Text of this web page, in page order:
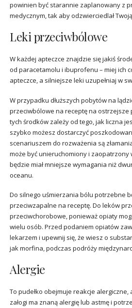
powinien być starannie zaplanowany z
medycznym, tak aby odzwierciedlał
Leki przeciwbólowe
W każdej apteczce znajdzie się jakiś
od paracetamolu i ibuprofenu – miej ich
apteczce, a silniejsze leki uzupełniaj w
W przypadku dłuższych pobytów na
przeciwbólowe na receptę na ostrzejsze
tych środków zależy od tego, jak liczna
szybko możesz dostarczyć
scenariuszem do rozważenia są
może być unieruchomiony i zaopatrzony
będzie miał mniejsze wymagania niż
oceanu.
Do silnego uśmierzania bólu potrzebne
przeciwzapalne na receptę. Do leków
przeciwchorobowe, ponieważ opiaty
wielu osób. Przed podaniem opiatów
lekarzem i upewnij się, że wiesz o
jak morfina, podczas podróży
Alergie
To pudełko obejmuje reakcje alergiczne,
załogi ma znaną alergię lub astmę i